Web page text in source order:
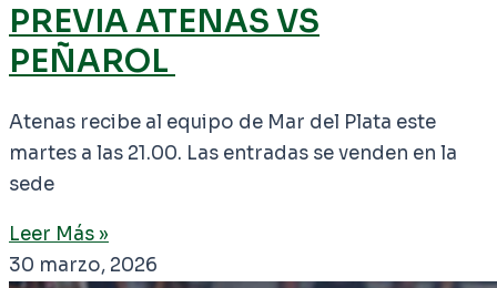
PREVIA ATENAS VS
PEÑAROL
Atenas recibe al equipo de Mar del Plata este
martes a las 21.00. Las entradas se venden en la
sede
Leer Más »
30 marzo, 2026